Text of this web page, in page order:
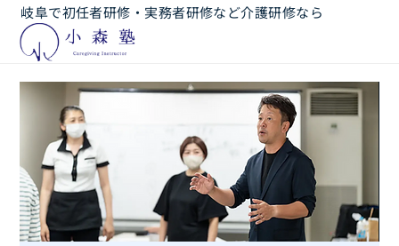
岐阜で初任者研修・実務者研修など介護研修なら